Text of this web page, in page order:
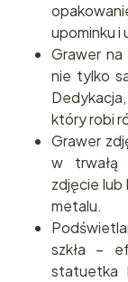
upominku i
Grawer na
nie tylko
który robi
Grawer
w trwałą
zdjęcie lub
metalu.
szkła –
statuetka